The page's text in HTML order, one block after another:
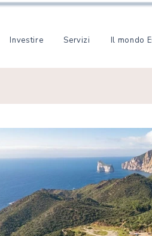
Investire Servizi Il mondo